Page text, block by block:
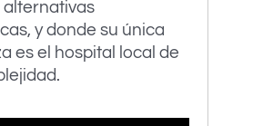
alternativas
y donde su única
es el hospital local de